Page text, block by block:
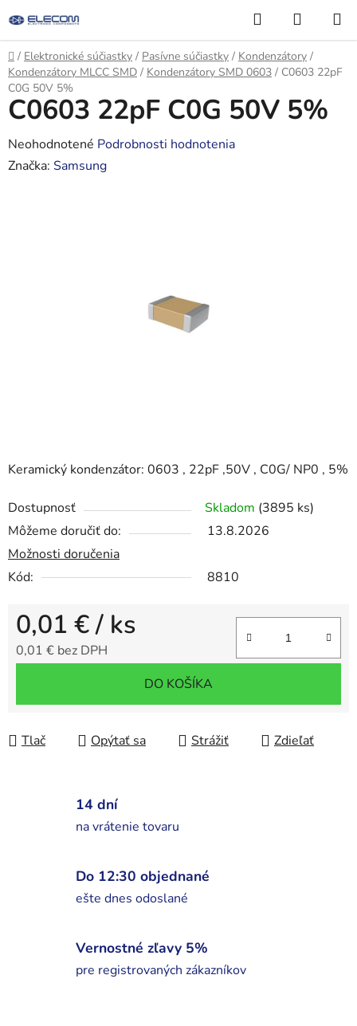
na
obsah
Hľadať
KOŠÍK
Domov
/ Elektronické súčiastky / Pasívne súčiastky / Kondenzátory /
Kondenzátory MLCC SMD / Kondenzátory SMD 0603 / C0603 22pF
C0G 50V 5%
Keramický kondenzátor: 0603 , 22pF ,50V , C0G/ NP0 , 5%
Dostupnosť Skladom (3895 ks)
Môžeme doručiť do:
13.8.2026
Možnosti doručenia
Kód:
8810
0,01 €/ ks
0,01 € bez DPH
DO KOŠÍKA
Tlač Opýtať sa Strážiť Zdieľať
C0603 22pF C0G 50V 5%
Priemerné
hodnotenie
Neohodnotené Podrobnosti hodnotenia
Značka: Samsung
14 dní
na vrátenie tovaru
Do 12:30 objednané
ešte dnes odoslané
Vernostné zľavy 5%
pre registrovaných zákazníkov